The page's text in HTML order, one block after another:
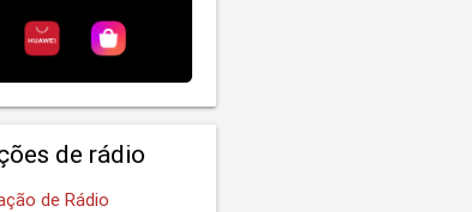
de rádio
de Rádio